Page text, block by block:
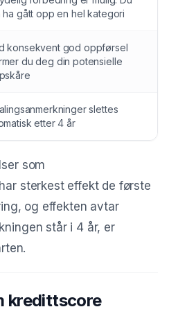
ha gått opp en hel kategori
konsekvent god oppførsel
du deg din potensielle
slettes
etter 4 år
som
sterkest effekt de første
og effekten avtar
står i 4 år, er
kredittscore